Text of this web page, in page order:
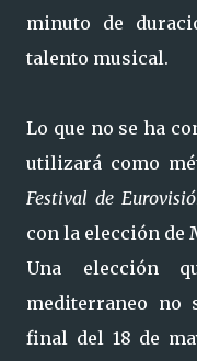
minuto de
talento musical.
Lo que no se ha
utilizará como
Festival de
con la elección de
Una elección
mediterraneo no
final del 18 de